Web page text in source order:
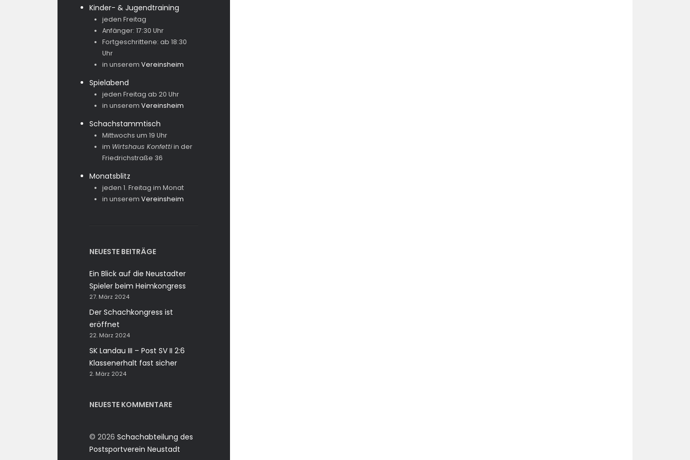
Kinder- & Jugendtraining
jeden Freitag
Anfänger: 17:30 Uhr
Fortgeschrittene: ab 18:30
Uhr
in unserem Vereinsheim
Spielabend
jeden Freitag ab 20 Uhr
in unserem Vereinsheim
Schachstammtisch
Mittwochs um 19 Uhr
im Wirtshaus Konfettiin der
Friedrichstraße 36
Monatsblitz
jeden 1. Freitag im Monat
in unserem Vereinsheim
NEUESTE BEITRÄGE
Ein Blick auf die Neustadter
Spieler beim Heimkongress
27. März 2024
Der Schachkongress ist
eröffnet
22. März 2024
SK Landau III – Post SV II 2:6
Klassenerhalt fast sicher
2. März 2024
NEUESTE KOMMENTARE
© 2026 Schachabteilung des
Postsportverein Neustadt